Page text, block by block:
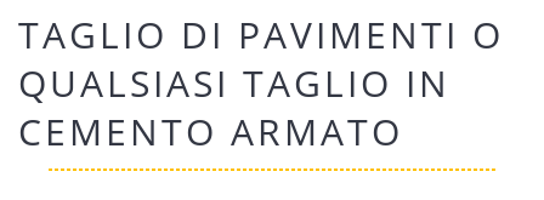
TAGLIO DI PAVIMENTI O
QUALSIASI TAGLIO IN
CEMENTO ARMATO